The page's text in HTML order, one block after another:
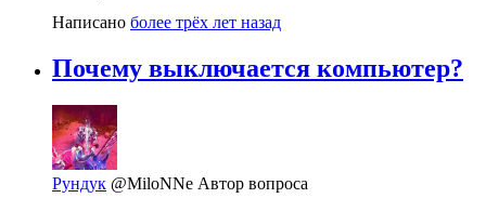
Написано более трёх лет назад
Почему выключается компьютер?
Рундук @MiloNNe Автор вопроса